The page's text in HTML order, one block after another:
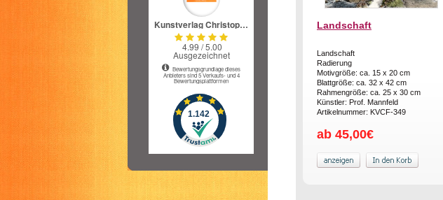
Landschaft
Landschaft
Radierung
Motivgröße: ca. 15 x 20 cm
Blattgröße: ca. 32 x 42 cm
Rahmengröße: ca. 25 x 30 cm
Künstler: Prof. Mannfeld
Artikelnummer: KVCF-349
ab 45,00€